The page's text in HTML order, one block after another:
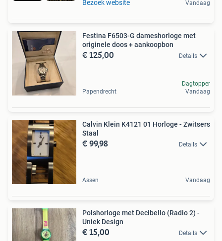
Bezoek website Vandaag
Festina F6503-G dameshorloge met
originele doos + aankoopbon
€ 125,00 Details
Papendrecht
Dagtopper
Vandaag
Calvin Klein K4121 01 Horloge - Zwitsers
Staal
€ 99,98 Details
Assen Vandaag
Polshorloge met Decibello (Radio 2) -
Uniek Design
€ 15,00 Details